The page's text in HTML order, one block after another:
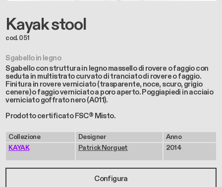
Kayak stool
cod. 051
Sgabello in legno
Sgabello con struttura in legno massello di rovere o faggio con
seduta in multistrato curvato di tranciato di rovere o faggio.
Finitura in rovere verniciato (trasparente, noce, scuro, grigio
cenere) o faggio verniciato a poro aperto. Poggiapiedi in acciaio
verniciato goffrato nero (A011).
Prodotto certificato FSC® Misto.
Collezione
KAYAK
Designer
Patrick Norguet
Anno
2014
Configura